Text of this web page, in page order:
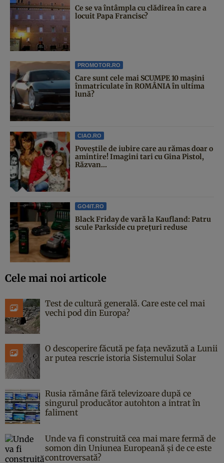
Ce se va întâmpla cu clădirea în care a
locuit Papa Francisc?
PROMOTOR.RO
Care sunt cele mai SCUMPE 10 mașini
înmatriculate în ROMÂNIA în ultima
lună?
CIAO.RO
Poveştile de iubire care au rămas doar o
amintire! Imagini tari cu Gina Pistol,
Răzvan...
GO4IT.RO
Black Friday de vară la Kaufland: Patru
scule Parkside cu prețuri reduse
Cele mai noi articole
Test de cultură generală. Care este cel mai
vechi pod din Europa?
O descoperire făcută pe fața nevăzută a Lunii
ar putea rescrie istoria Sistemului Solar
Rusia rămâne fără televizoare după ce
singurul producător autohton a intrat în
faliment
Unde va fi construită cea mai mare fermă de
somon din Uniunea Europeană și de ce este
controversată?